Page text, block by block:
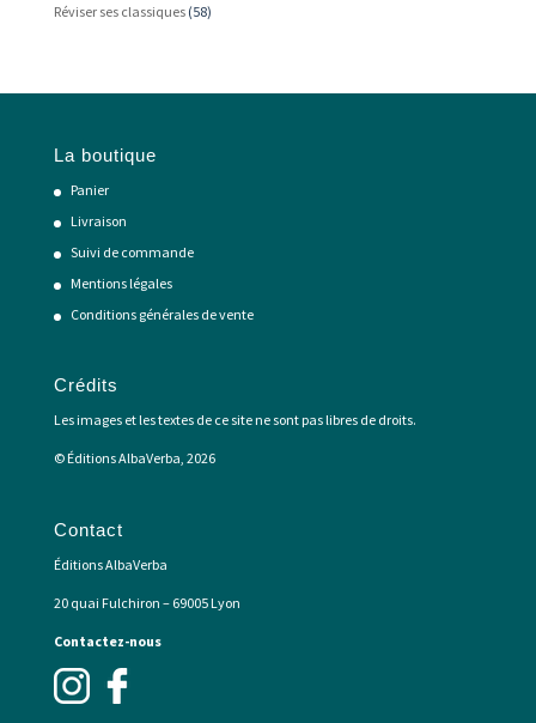
Réviser ses classiques(58)
La boutique
Panier
Livraison
Suivi de commande
Mentions légales
Conditions générales de vente
Crédits
Les images et les textes de ce site ne sont pas libres de droits.
© Éditions AlbaVerba, 2026
Contact
Éditions AlbaVerba
20 quai Fulchiron – 69005 Lyon
Contactez-nous